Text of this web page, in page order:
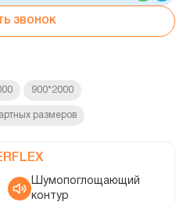
ЗВОНОК
900*2000
размеров
Шумопоглощающий
контур